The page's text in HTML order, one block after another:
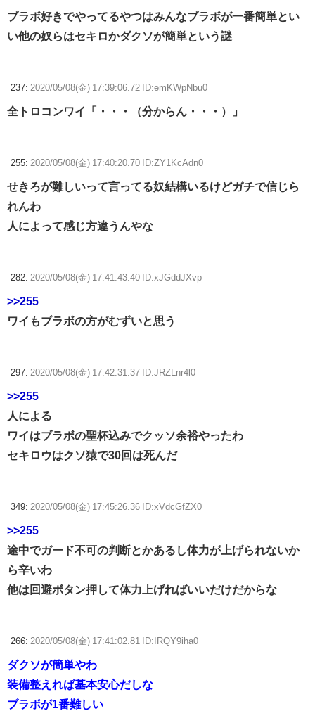
ブラボ好きでやってるやつはみんなブラボが一番簡単とい
い他の奴らはセキロかダクソが簡単という謎
237: 2020/05/08(金) 17:39:06.72 ID:emKWpNbu0
全トロコンワイ「・・・（分からん・・・）」
255: 2020/05/08(金) 17:40:20.70 ID:ZY1KcAdn0
せきろが難しいって言ってる奴結構いるけどガチで信じら
れんわ
人によって感じ方違うんやな
282: 2020/05/08(金) 17:41:43.40 ID:xJGddJXvp
>>255
ワイもブラボの方がむずいと思う
297: 2020/05/08(金) 17:42:31.37 ID:JRZLnr4l0
>>255
人による
ワイはブラボの聖杯込みでクッソ余裕やったわ
セキロウはクソ猿で30回は死んだ
349: 2020/05/08(金) 17:45:26.36 ID:xVdcGfZX0
>>255
途中でガード不可の判断とかあるし体力が上げられないか
ら辛いわ
他は回避ボタン押して体力上げればいいだけだからな
266: 2020/05/08(金) 17:41:02.81 ID:IRQY9iha0
ダクソが簡単やわ
装備整えれば基本安心だしな
ブラボが1番難しい